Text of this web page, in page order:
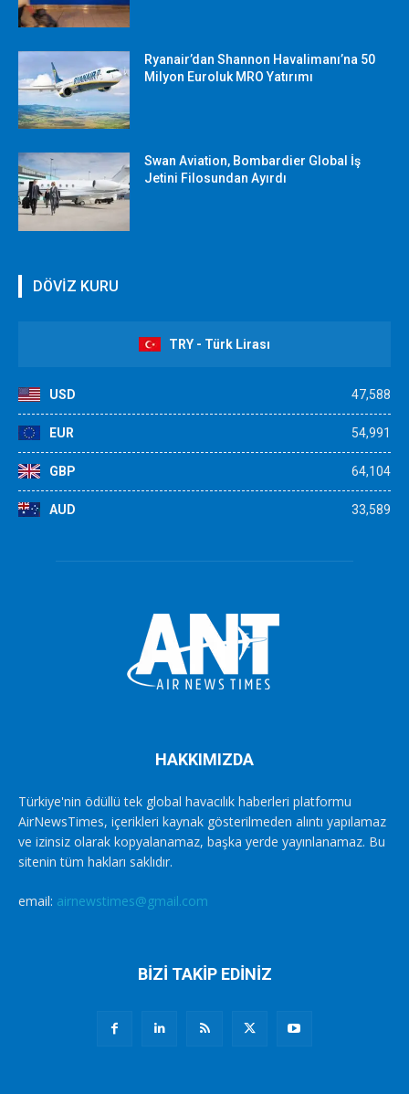
Ryanair’dan Shannon Havalimanı’na 50
Milyon Euroluk MRO Yatırımı
Swan Aviation, Bombardier Global İş
Jetini Filosundan Ayırdı
DÖVİZ KURU
TRY - Türk Lirası
USD 47,588
EUR 54,991
GBP 64,104
AUD 33,589
HAKKIMIZDA
Türkiye'nin ödüllü tek global havacılık haberleri platformu
AirNewsTimes, içerikleri kaynak gösterilmeden alıntı yapılamaz
ve izinsiz olarak kopyalanamaz, başka yerde yayınlanamaz. Bu
sitenin tüm hakları saklıdır.
email: airnewstimes@gmail.com
BİZİ TAKİP EDİNİZ